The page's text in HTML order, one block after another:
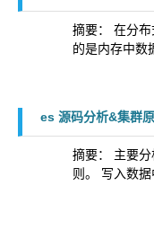
摘要： 在分
的是内存中数
es 源码分析&集群
摘要： 主要
则。 写入数